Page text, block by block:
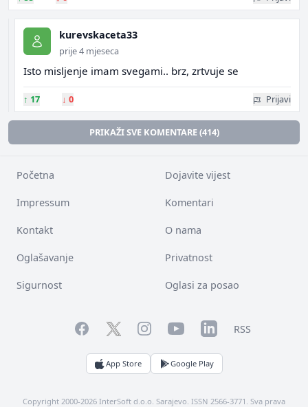
kurevskaceta33
prije 4 mjeseca
Isto misljenje imam svegami.. brz, zrtvuje se
↑ 17 ↓ 0 Prijavi
PRIKAŽI SVE KOMENTARE (414)
Početna Dojavite vijest
Impressum Komentari
Kontakt O nama
Oglašavanje Privatnost
Sigurnost Oglasi za posao
FacebookTwitterInstagramYouTubeLinkedInRSS
App Store Google Play
Copyright 2000-2026 InterSoft d.o.o. Sarajevo. ISSN 2566-3771. Sva prava